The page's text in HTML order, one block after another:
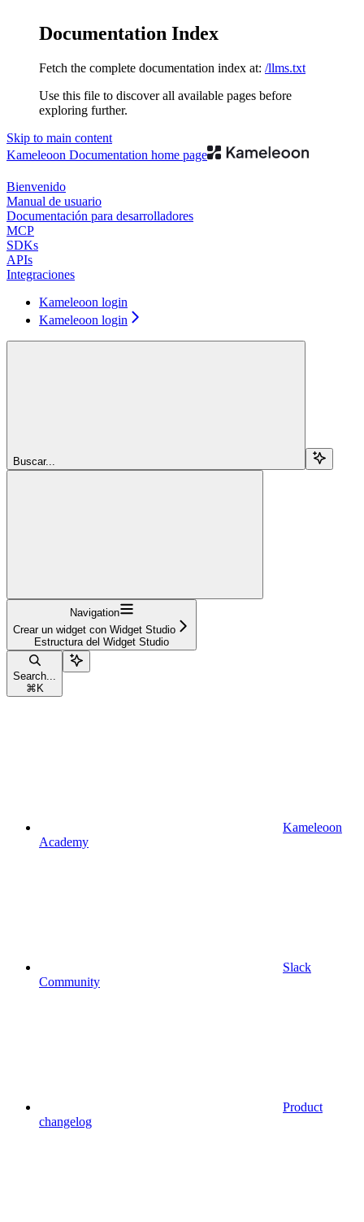
Documentation Index
Fetch the complete documentation index at: /llms.txt
Use this file to discover all available pages before
exploring further.
Skip to main content
Kameleoon Documentation home page
Bienvenido
Manual de usuario
Documentación para desarrolladores
MCP
SDKs
APIs
Integraciones
Kameleoon login
Kameleoon login
Buscar...
Navigation
Crear un widget con Widget Studio
Estructura del Widget Studio
Search...
⌘ K
Kameleoon
Academy
Slack
Community
Product
changelog